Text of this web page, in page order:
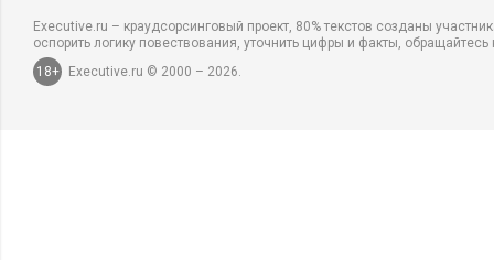
Executive.ru – краудсорсинговый проект, 80% текстов созданы
оспорить логику повествования, уточнить цифры и факты,
18+
Executive.ru © 2000 – 2026.